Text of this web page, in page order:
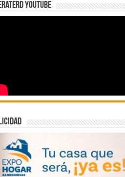
YOUTUBE